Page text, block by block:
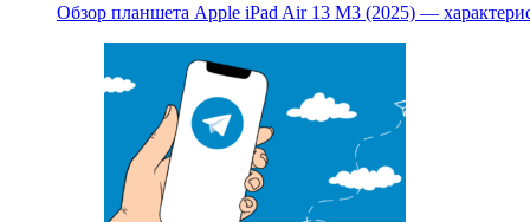
Обзор планшета Apple iPad Air 13 M3 (2025) —